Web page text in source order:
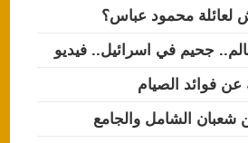
لعائلة محمود عباس؟
جحيم في اسرائيل.. فيديو
عن فوائد الصيام
شعبان الشامل والجامع